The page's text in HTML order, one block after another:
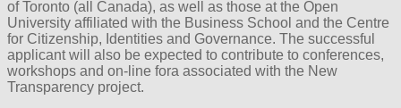
of Toronto (all Canada), as well as those at the Open
University affiliated with the Business School and the Centre
for Citizenship, Identities and Governance. The successful
applicant will also be expected to contribute to conferences,
workshops and on-line fora associated with the New
Transparency project.